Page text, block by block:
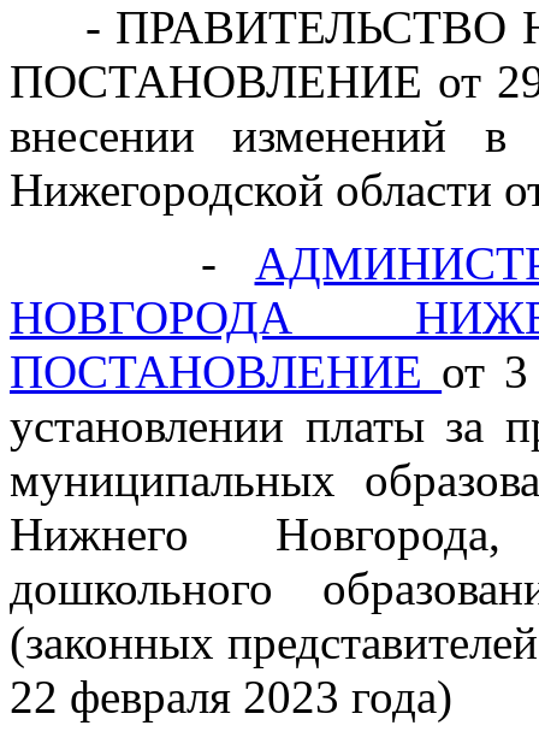
- ПРАВИТЕЛЬСТВО
ПОСТАНОВЛЕНИЕ от 29
внесении изменений в
Нижегородской области
-
НОВГОРОДА
ПОСТАНОВЛЕНИЕ от
установлении платы за
муниципальных
Нижнего
дошкольного
(законных
22 февраля 2023 года)